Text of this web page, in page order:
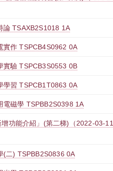
論 TSAXB2S1018 1A
實作 TSPCB4S0962 0A
實驗 TSPCB3S0553 0B
學習 TSPCB1T0863 0A
電磁學 TSPBB2S0398 1A
增功能介紹」(第二梯)（2022-03-
(二) TSPBB2S0836 0A